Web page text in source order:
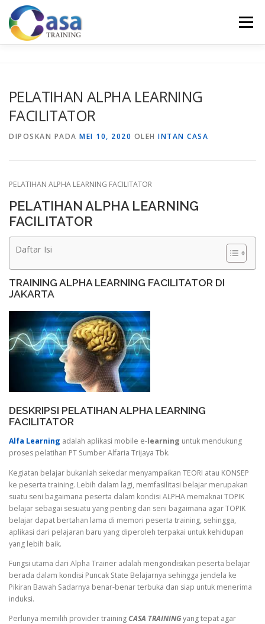
Lompat
konten
Menu
KONTAK KAMI
PELATIHAN ALPHA LEARNING
FACILITATOR
DIPOSKAN PADA MEI 10, 2020 OLEH INTAN CASA
PELATIHAN ALPHA LEARNING FACILITATOR
PELATIHAN ALPHA LEARNING
FACILITATOR
Daftar Isi
TRAINING ALPHA LEARNING FACILITATOR DI
JAKARTA
DESKRIPSI PELATIHAN ALPHA LEARNING
FACILITATOR
Alfa Learning adalah aplikasi mobile e-learning untuk mendukung
proses pelatihan PT Sumber Alfaria Trijaya Tbk.
Kegiatan belajar bukanlah sekedar menyampaikan TEORI atau KONSEP
ke peserta training. Lebih dalam lagi, memfasilitasi belajar merupakan
suatu seni bagaimana peserta dalam kondisi ALPHA memaknai TOPIK
belajar sebagai sesuatu yang penting dan seni bagaimana agar TOPIK
belajar dapat bertahan lama di memori peserta training, sehingga,
aplikasi dari pelajaran baru yang diperoleh terpakai untuk kehidupan
yang lebih baik.
Fungsi utama dari Alpha Trainer adalah mengondisikan peserta belajar
berada dalam kondisi Puncak State Belajarnya sehingga jendela ke
Pikiran Bawah Sadarnya benar-benar terbuka dan siap untuk menerima
induksi.
Perlunya memilih provider trainingCASA TRAININGyang tepat agar